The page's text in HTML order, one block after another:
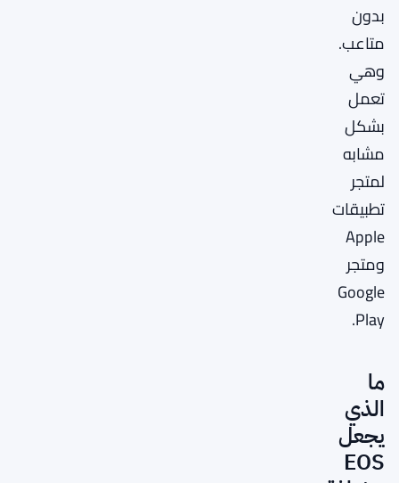
بدون
متاعب.
وهي
تعمل
بشكل
مشابه
لمتجر
تطبيقات
Apple
ومتجر
Google
Play.
ما
الذي
يجعل
EOS